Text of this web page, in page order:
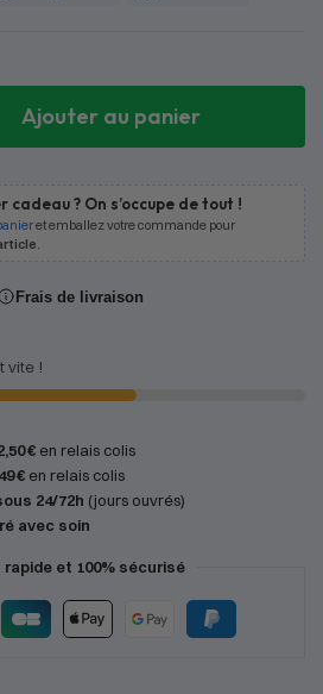
Ajouter au panier
cadeau ? On s’occupe de tout !
et emballez votre commande pour
.
Frais de livraison
vite !
€ en relais colis
€ en relais colis
24/72h (jours ouvrés)
avec soin
rapide et 100% sécurisé